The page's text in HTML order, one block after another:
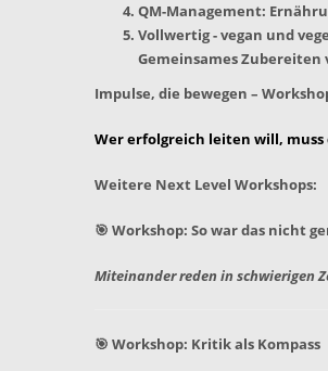
QM-Management:
Vollwertig - vegan und
Gemeinsames
Impulse, die bewegen –
Wer erfolgreich leiten will,
Weitere Next Level Workshops:
🎯 Workshop: So war das nicht
Miteinander reden in schwierigen
🎯 Workshop: Kritik als Kompass